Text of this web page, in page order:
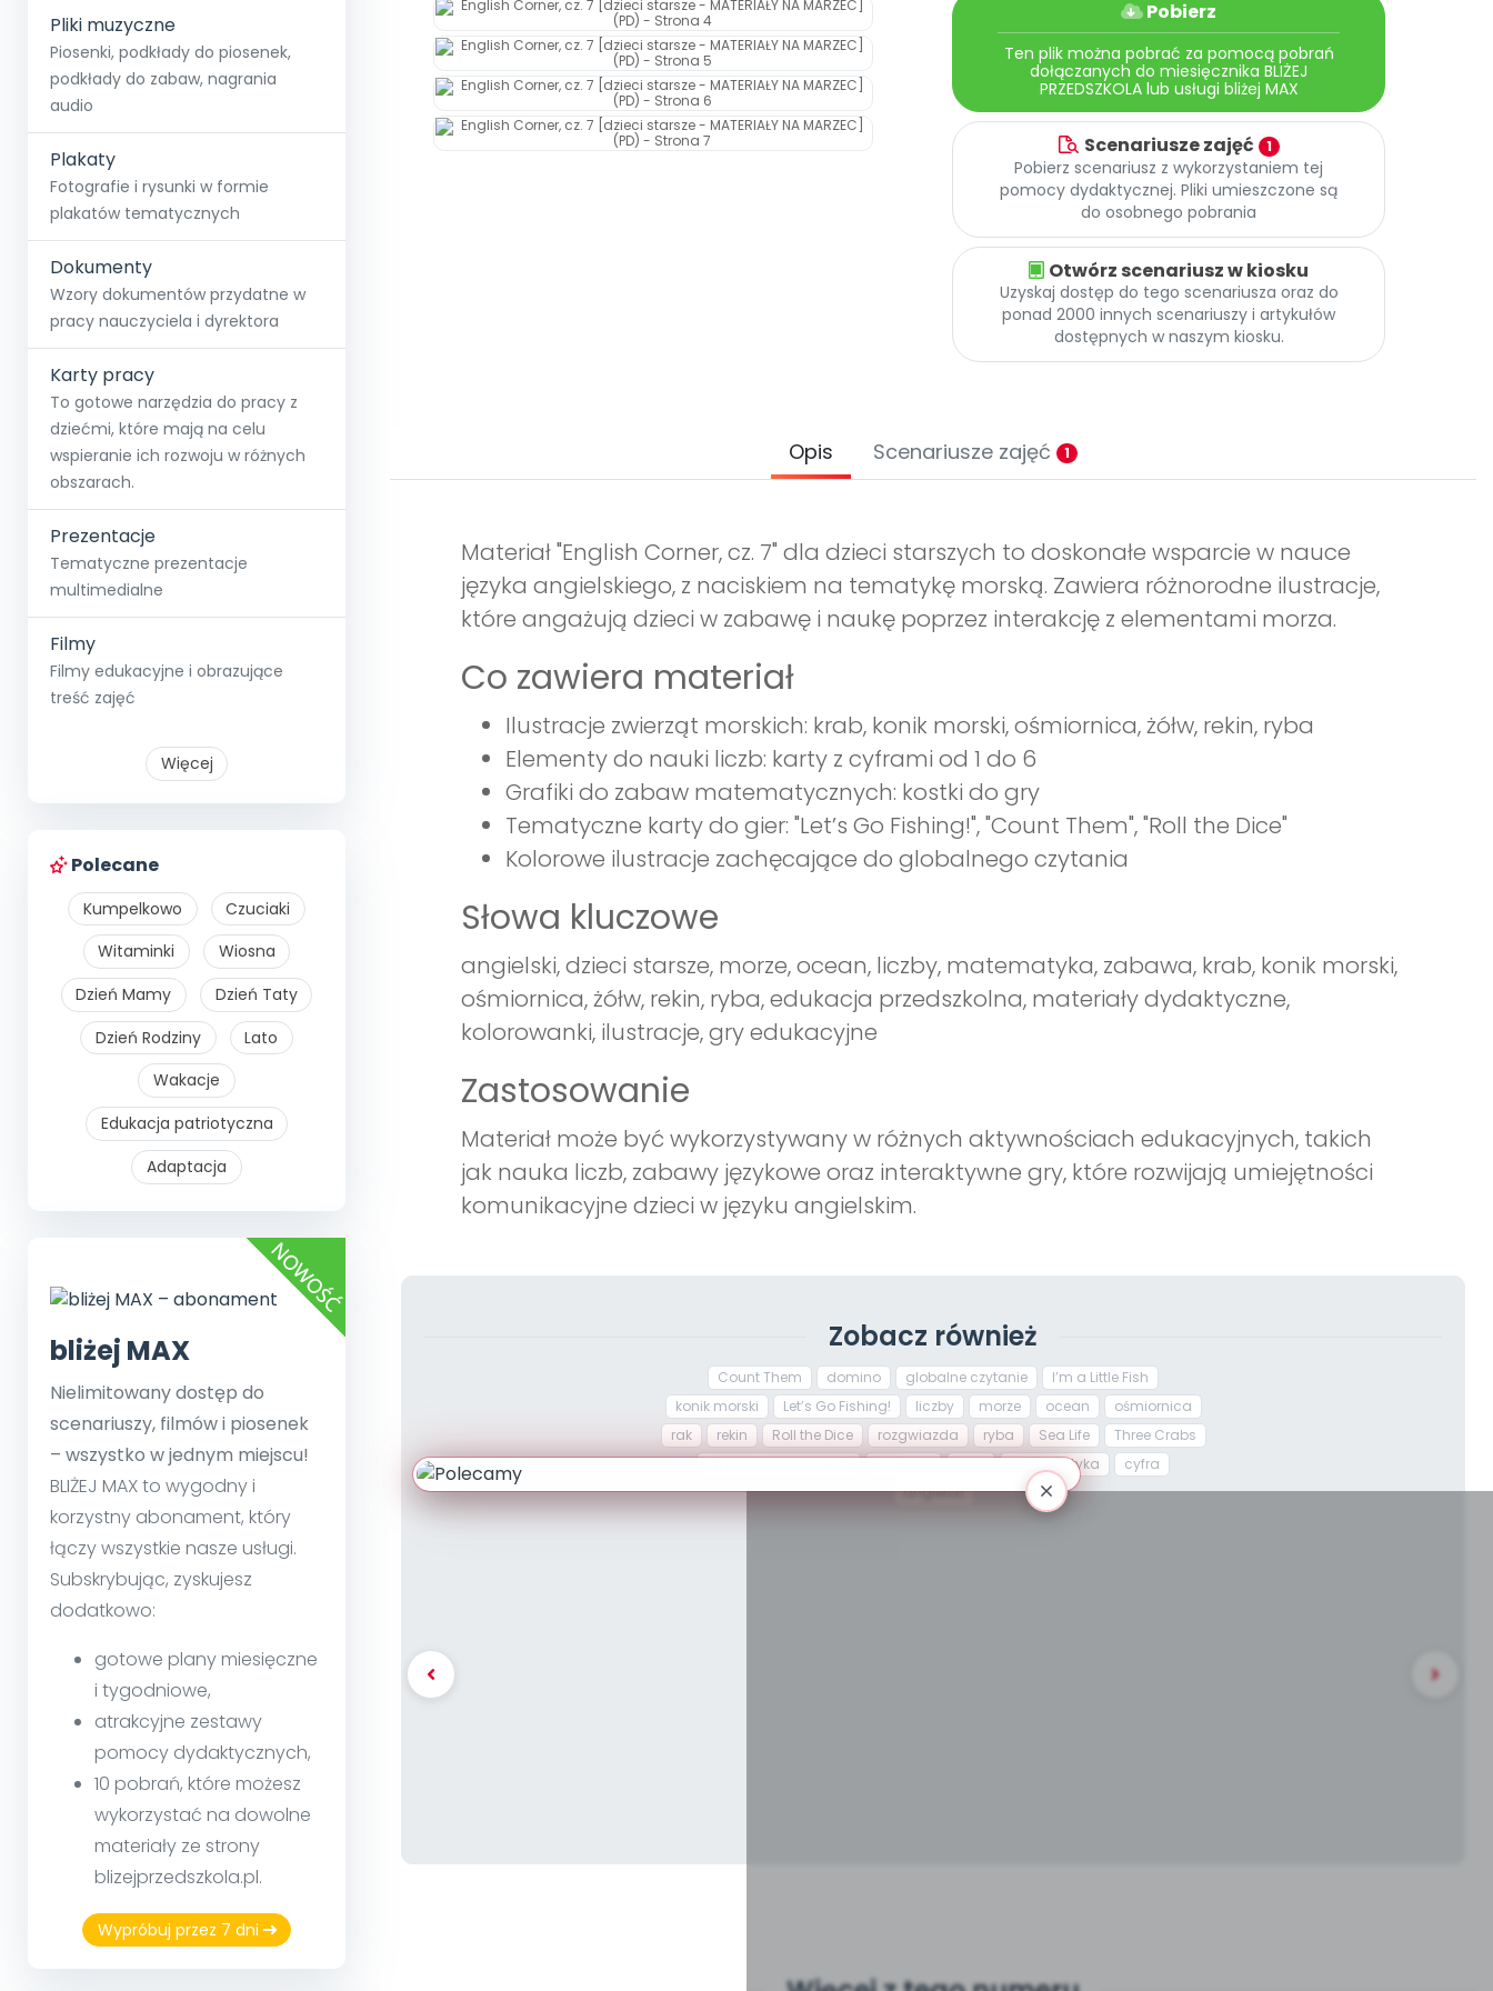
Pliki muzyczne
Piosenki, podkłady do piosenek,
podkłady do zabaw, nagrania
audio
Plakaty
Fotografie i rysunki w formie
plakatów tematycznych
Dokumenty
Wzory dokumentów przydatne w
pracy nauczyciela i dyrektora
Karty pracy
To gotowe narzędzia do pracy z
dziećmi, które mają na celu
wspieranie ich rozwoju w różnych
obszarach.
Prezentacje
Tematyczne prezentacje
multimedialne
Filmy
Filmy edukacyjne i obrazujące
treść zajęć
Więcej
Polecane
Kumpelkowo
Czuciaki
Witaminki
Wiosna
Dzień Mamy
Dzień Taty
Dzień Rodziny
Lato
Wakacje
Edukacja patriotyczna
Adaptacja
bliżej MAX
Nielimitowany dostęp do
scenariuszy, filmów i piosenek
– wszystko w jednym miejscu!
BLIŻEJ MAX to wygodny i
korzystny abonament, który
łączy wszystkie nasze usługi.
Subskrybując, zyskujesz
dodatkowo:
gotowe plany miesięczne
i tygodniowe,
atrakcyjne zestawy
pomocy dydaktycznych,
10 pobrań, które możesz
wykorzystać na dowolne
materiały ze strony
blizejprzedszkola.pl.
Wypróbuj przez 7 dni
Pobierz
Ten plik można pobrać za pomocą pobrań
dołączanych do miesięcznika BLIŻEJ
PRZEDSZKOLA lub usługi bliżej MAX
Scenariusze zajęć 1
Pobierz scenariusz z wykorzystaniem tej
pomocy dydaktycznej. Pliki umieszczone są
do osobnego pobrania
Otwórz scenariusz w kiosku
Uzyskaj dostęp do tego scenariusza oraz do
ponad 2000 innych scenariuszy i artykułów
dostępnych w naszym kiosku.
Opis Scenariusze zajęć 1
Materiał "English Corner, cz. 7" dla dzieci starszych to doskonałe wsparcie w nauce
języka angielskiego, z naciskiem na tematykę morską. Zawiera różnorodne ilustracje,
które angażują dzieci w zabawę i naukę poprzez interakcję z elementami morza.
Co zawiera materiał
Ilustracje zwierząt morskich: krab, konik morski, ośmiornica, żółw, rekin, ryba
Elementy do nauki liczb: karty z cyframi od 1 do 6
Grafiki do zabaw matematycznych: kostki do gry
Tematyczne karty do gier: "Let’s Go Fishing!", "Count Them", "Roll the Dice"
Kolorowe ilustracje zachęcające do globalnego czytania
Słowa kluczowe
angielski, dzieci starsze, morze, ocean, liczby, matematyka, zabawa, krab, konik morski,
ośmiornica, żółw, rekin, ryba, edukacja przedszkolna, materiały dydaktyczne,
kolorowanki, ilustracje, gry edukacyjne
Zastosowanie
Materiał może być wykorzystywany w różnych aktywnościach edukacyjnych, takich
jak nauka liczb, zabawy językowe oraz interaktywne gry, które rozwijają umiejętności
komunikacyjne dzieci w języku angielskim.
Zobacz również
Count Them domino globalne czytanie
I’m a Little Fish
konik morski
Let’s Go Fishing! liczby morze ocean
ośmiornica
rak
rekin Roll the Dice rozgwiazda ryba Sea Life
Three Crabs
Who Lives in the Sea?
zabawa żółw matematyka
cyfra
angielski